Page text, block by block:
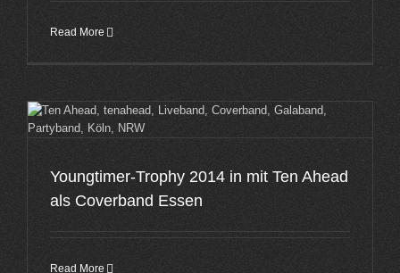
Read More
Youngtimer-Trophy 2014 in mit Ten Ahead
als Coverband Essen
Read More